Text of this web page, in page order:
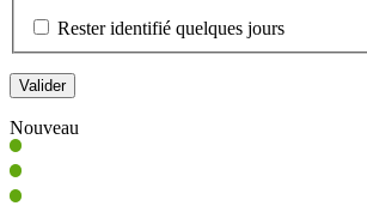
Rester identifié quelques jours
Nouveau